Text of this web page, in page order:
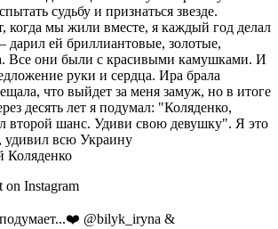
судьбу и признаться звезде.
когда мы жили вместе, я каждый год делал
дарил ей бриллиантовые, золотые,
Все они были с красивыми камушками. И
руки и сердца. Ира брала
что выйдет за меня замуж, но в итоге
десять лет я подумал: "Коляденко,
второй шанс. Удиви свою девушку". Я это
удивил всю Украину
Коляденко
on Instagram
подумает...❤️ @bilyk_iryna &